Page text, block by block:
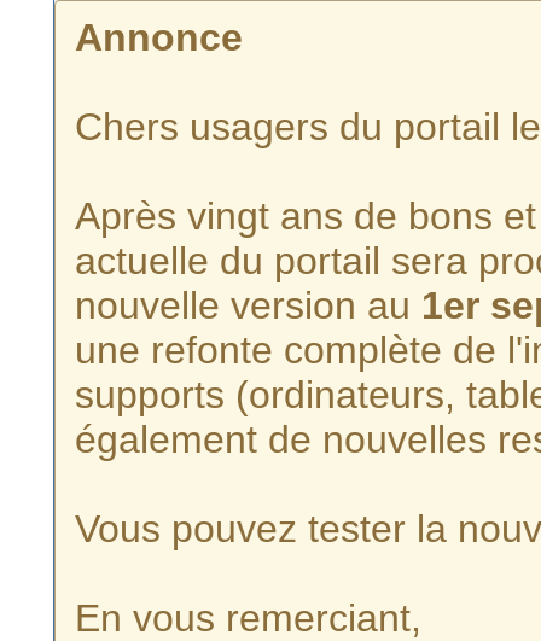
Annonce
Chers usagers du portail
Après vingt ans de bons
actuelle du portail sera
nouvelle version au 1er
une refonte complète de
supports (ordinateurs,
également de nouvelles
Vous pouvez tester la
En vous remerciant,